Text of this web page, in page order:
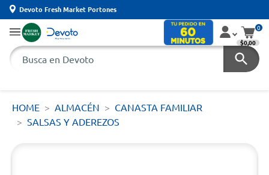
Devoto Fresh Market Portones
0
$0,00
HOME ALMACÉN
CANASTA FAMILIAR
SALSAS Y ADEREZOS